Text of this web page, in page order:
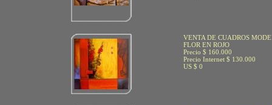
VENTA DE CUADROS
FLOR EN ROJO
Precio $ 160.000
Precio Internet $ 130.000
US $ 0